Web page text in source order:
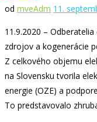
od mveAdm 11.
11.9.2020 –
zdrojov a kogenerácie
Z celkového objemu
na Slovensku tvorila
energie (OZE) a
To predstavovalo